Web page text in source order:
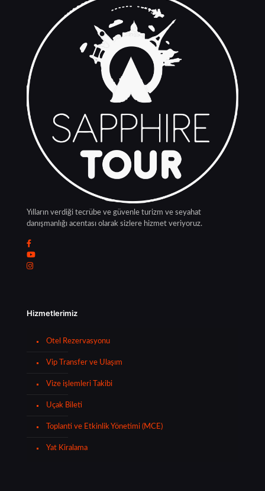
Yılların verdiği tecrübe ve güvenle turizm ve seyahat
danışmanlığı acentası olarak sizlere hizmet veriyoruz.
Hizmetlerimiz
Otel Rezervasyonu
Vip Transfer ve Ulaşım
Vize işlemleri Takibi
Uçak Bileti
Toplanti ve Etkinlik Yönetimi (MCE)
Yat Kiralama